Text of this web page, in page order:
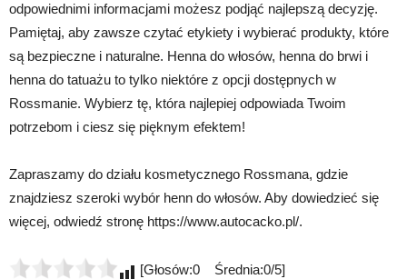
odpowiednimi informacjami możesz podjąć najlepszą decyzję.
Pamiętaj, aby zawsze czytać etykiety i wybierać produkty, które
są bezpieczne i naturalne. Henna do włosów, henna do brwi i
henna do tatuażu to tylko niektóre z opcji dostępnych w
Rossmanie. Wybierz tę, która najlepiej odpowiada Twoim
potrzebom i ciesz się pięknym efektem!
Zapraszamy do działu kosmetycznego Rossmana, gdzie
znajdziesz szeroki wybór henn do włosów. Aby dowiedzieć się
więcej, odwiedź stronę https://www.autocacko.pl/.
[Głosów:0 Średnia:0/5]